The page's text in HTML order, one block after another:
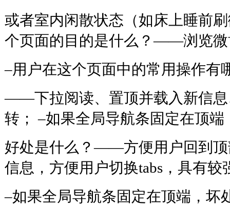
或者室内闲散状态（如床上睡前
个页面的目的是什么？——浏览微
–用户在这个页面中的常用操作有
——下拉阅读、置顶并载入新信息
转； –如果全局导航条固定在顶端
好处是什么？——方便用户回到顶
信息，方便用户切换tabs，具有较
–如果全局导航条固定在顶端，